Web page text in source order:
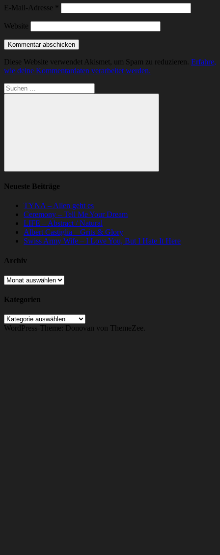
E-Mail-Adresse *
Website
Diese Website verwendet Akismet, um Spam zu reduzieren. Erfahre,
wie deine Kommentardaten verarbeitet werden.
Suchen
nach:
Suchen
Neueste Beiträge
TYNA – Allen geht es
Ceremony – Tell Me Your Dream
LIFE – Abstract / Natural
Albert Castiglia – Grits & Glory
Swiss Army Wife – I Love You, But I Hate It Here
Archiv
Archiv
Kategorien
Kategorien
WordPress-Theme: Donovan von ThemeZee.